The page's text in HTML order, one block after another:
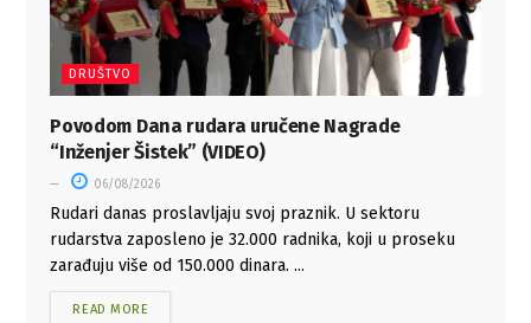
DRUŠTVO
Povodom Dana rudara uručene Nagrade
“Inženjer Šistek” (VIDEO)
06/08/2026
Rudari danas proslavljaju svoj praznik. U sektoru
rudarstva zaposleno je 32.000 radnika, koji u proseku
zarađuju više od 150.000 dinara. ...
READ MORE